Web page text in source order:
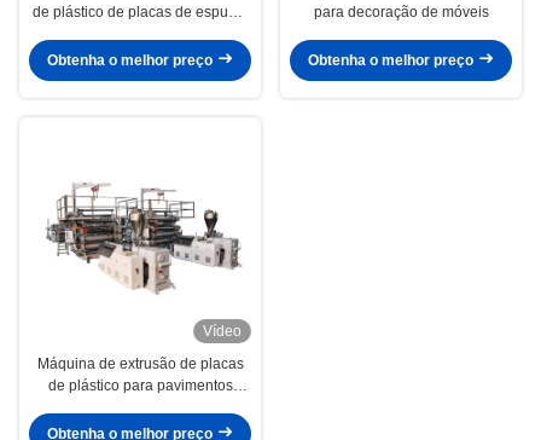
de plástico de placas de espuma
Obtenha o melhor preço
para decoração de móveis
Obtenha o melhor preço
Vídeo
Máquina de extrusão de placas
de plástico para pavimentos
Obtenha o melhor preço